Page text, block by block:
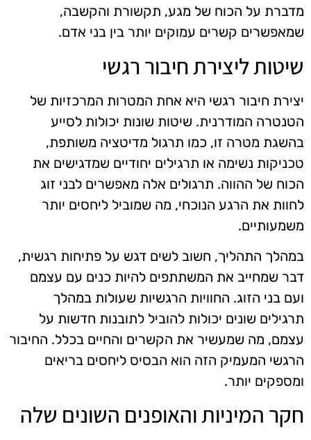
מדברת על הכוח של מגע, תקשורת והקשבה,
שמאפשרים קשרים עמוקים יותר בין בני אדם.
שיטות ליצירת חיבור רגשי
יצירת חיבור רגשי היא אחת המטרות המרכזיות של
הטנטרה המודרנית. שיטות שונות יכולות לסייע
בהשגת מטרה זו, כמו תרגול מדיטציה משותפת,
טכניקות נשימה או תרגילים יחודיים שמדגישים את
הכוח של ההווה. תרגולים אלה מאפשרים לבני זוג
לחוות את הרגע הנוכחי, מה שמוביל ליחסים יותר
משמעותיים.
במהלך התהליך, חשוב לשים דגש על פתיחות רגשית,
דבר שמחייב את המשתתפים להיות כנים עם עצמם
ועם בני הזוג. החוויות הרגשיות שעולות במהלך
תרגילים שונים יכולות להוביל לתובנות חדשות על
עצמם, מה שמעשיר את הקשרים והחיים בכלל. החיבור
הרגשי המעמיק הזה הוא הבסיס ליחסים בריאים
ומספקים יותר.
חקר המיניות והאופנים השונים שלה